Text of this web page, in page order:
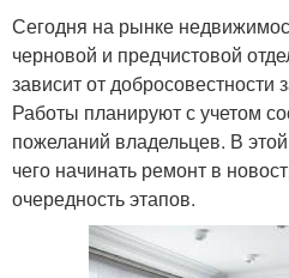
Сегодня на рынке
черновой и предчистовой
зависит от добросовестности
Работы планируют с учетом
пожеланий владельцев. В
чего начинать ремонт в
очередность этапов.